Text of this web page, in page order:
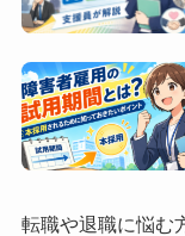
転職や退職に悩む